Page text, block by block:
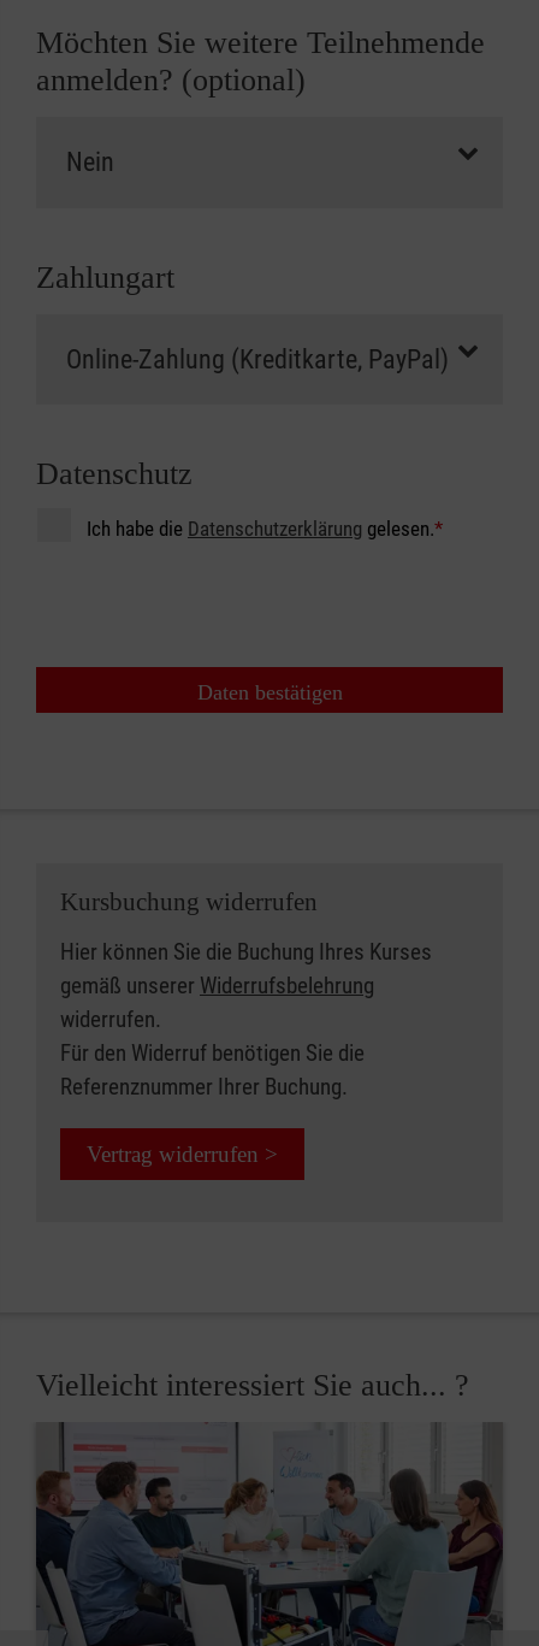
Möchten Sie weitere Teilnehmende
anmelden? (optional)
Zahlungart
Datenschutz
Ich habe die Datenschutzerklärung gelesen.*
Daten bestätigen
Kursbuchung widerrufen
Hier können Sie die Buchung Ihres Kurses
gemäß unserer Widerrufsbelehrung
widerrufen.
Für den Widerruf benötigen Sie die
Referenznummer Ihrer Buchung.
Vertrag widerrufen >
Vielleicht interessiert Sie auch... ?